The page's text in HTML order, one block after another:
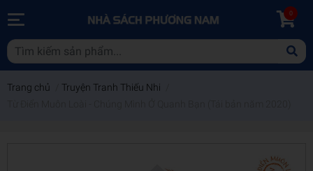
0
Trang chủ Truyện Tranh Thiếu Nhi